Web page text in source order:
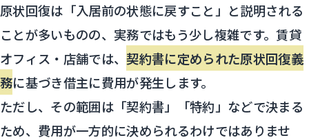
原状回復は「入居前の状態に戻すこと」と説明される
ことが多いものの、実務ではもう少し複雑です。賃貸
オフィス・店舗では、契約書に定められた原状回復義
務に基づき借主に費用が発生します。
ただし、その範囲は「契約書」「特約」などで決まる
ため、費用が一方的に決められるわけではありませ